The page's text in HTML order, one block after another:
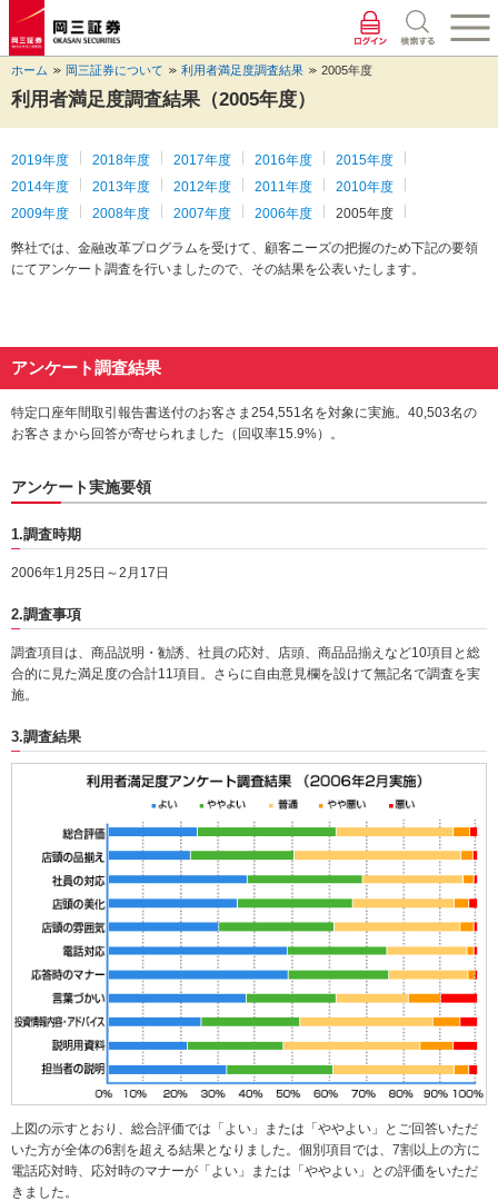
ジ
の
先
な
り
す。
ジ
内
を
す
る
め
の
リ
す。
ッ
ダ
情
し
す。
文
に
ま
す。
か
ら
ヘ
情
報
な
り
ま
ジ
の
現
に
な
ま
す。
ホーム 岡三証券について 利用者満足度調査結果 2005年度
利用者満足度調査結果（2005年度）
か
ら
本
な
り
す。
2019年度 2018年度 2017年度 2016年度
2015年度
2014年度
2013年度 2012年度 2011年度
2010年度
2009年度
2008年度 2007年度 2006年度 2005年度
弊社では、金融改革プログラムを受けて、顧客ニーズの把握のため下記の要領
にてアンケート調査を行いましたので、その結果を公表いたします。
アンケート調査結果
特定口座年間取引報告書送付のお客さま254,551名を対象に実施。40,503名の
お客さまから回答が寄せられました（回収率15.9%）。
アンケート実施要領
1.調査時期
2006年1月25日～2月17日
2.調査事項
調査項目は、商品説明・勧誘、社員の応対、店頭、商品品揃えなど10項目と総
合的に見た満足度の合計11項目。さらに自由意見欄を設けて無記名で調査を実
施。
3.調査結果
上図の示すとおり、総合評価では「よい」または「ややよい」とご回答いただ
いた方が全体の6割を超える結果となりました。個別項目では、7割以上の方に
電話応対時、応対時のマナーが「よい」または「ややよい」との評価をいただ
きました。
か
ら
フ
情
報
な
り
ま
ジ
の
終
に
な
ま
す。
ペ
ー
ジ
部
へ
り
ま
す。